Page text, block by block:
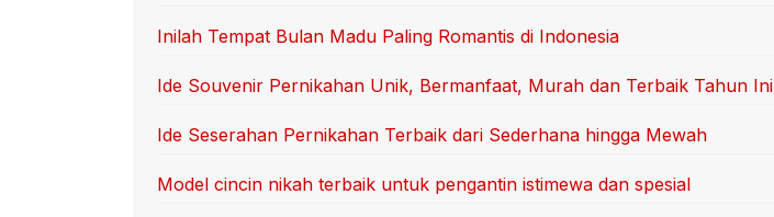
Inilah Tempat Bulan Madu Paling Romantis di Indonesia
Ide Souvenir Pernikahan Unik, Bermanfaat, Murah dan Terbaik Tahun Ini
Ide Seserahan Pernikahan Terbaik dari Sederhana hingga Mewah
Model cincin nikah terbaik untuk pengantin istimewa dan spesial